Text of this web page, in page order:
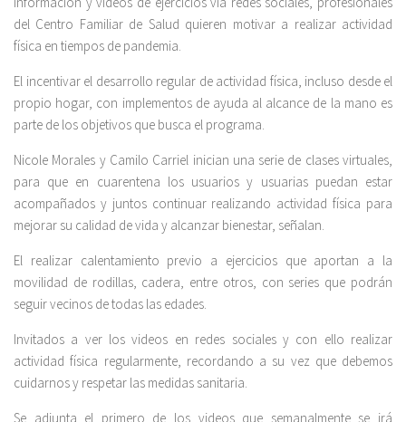
del Centro Familiar de Salud quieren motivar a realizar actividad
física en tiempos de pandemia.
El incentivar el desarrollo regular de actividad física, incluso desde el
propio hogar, con implementos de ayuda al alcance de la mano es
parte de los objetivos que busca el programa.
Nicole Morales y Camilo Carriel inician una serie de clases virtuales,
para que en cuarentena los usuarios y usuarias puedan estar
acompañados y juntos continuar realizando actividad física para
mejorar su calidad de vida y alcanzar bienestar, señalan.
El realizar calentamiento previo a ejercicios que aportan a la
movilidad de rodillas, cadera, entre otros, con series que podrán
seguir vecinos de todas las edades.
Invitados a ver los videos en redes sociales y con ello realizar
actividad física regularmente, recordando a su vez que debemos
cuidarnos y respetar las medidas sanitaria.
Se adjunta el primero de los videos que semanalmente se irá